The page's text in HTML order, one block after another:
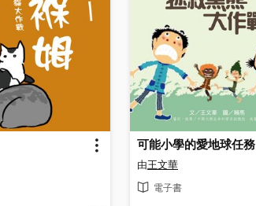
可能小學的愛地球任務
由王文華
電子書